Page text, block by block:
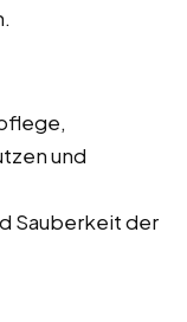
und
Sauberkeit der